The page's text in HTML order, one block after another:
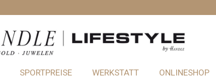
SPORTPREISE WERKSTATT ONLINESHOP